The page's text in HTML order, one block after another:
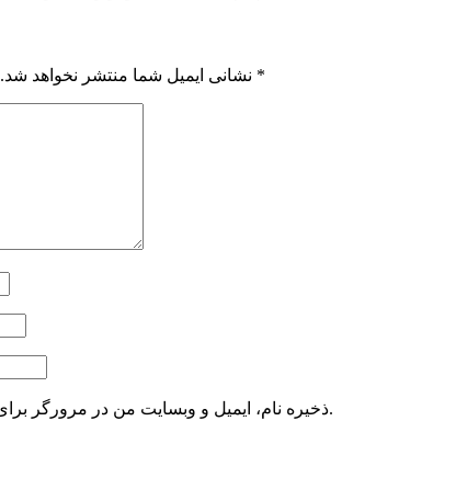
نشانی ایمیل شما منتشر نخواهد شد. *
ذخیره نام، ایمیل و وبسایت من در مرورگر برای زمانی که دوباره دیدگاهی می‌نویسم.